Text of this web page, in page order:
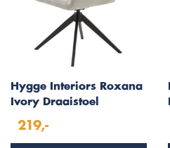
Hygge Interiors Roxana
Ivory Draaistoel
219,-